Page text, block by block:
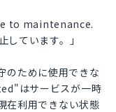
to maintenance.
しています。」
ために使用できな
はサービスが一時
在利用できない状態